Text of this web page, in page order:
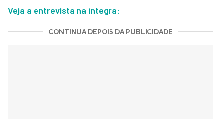
Veja a entrevista na íntegra:
CONTINUA DEPOIS DA PUBLICIDADE